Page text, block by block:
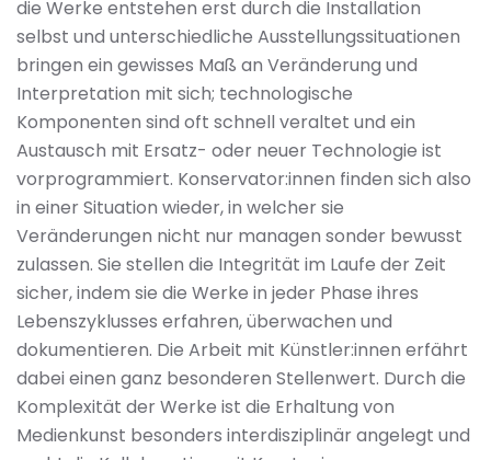
die Werke entstehen erst durch die Installation
selbst und unterschiedliche Ausstellungssituationen
bringen ein gewisses Maß an Veränderung und
Interpretation mit sich; technologische
Komponenten sind oft schnell veraltet und ein
Austausch mit Ersatz- oder neuer Technologie ist
vorprogrammiert. Konservator:innen finden sich also
in einer Situation wieder, in welcher sie
Veränderungen nicht nur managen sonder bewusst
zulassen. Sie stellen die Integrität im Laufe der Zeit
sicher, indem sie die Werke in jeder Phase ihres
Lebenszyklusses erfahren, überwachen und
dokumentieren. Die Arbeit mit Künstler:innen erfährt
dabei einen ganz besonderen Stellenwert. Durch die
Komplexität der Werke ist die Erhaltung von
Medienkunst besonders interdisziplinär angelegt und